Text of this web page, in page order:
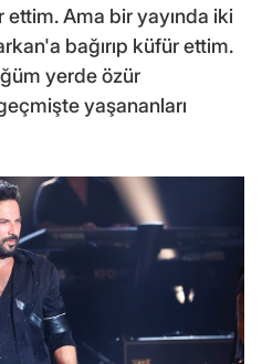
ettim. Ama bir yayında iki
bağırıp küfür ettim.
yerde özür
yaşananları